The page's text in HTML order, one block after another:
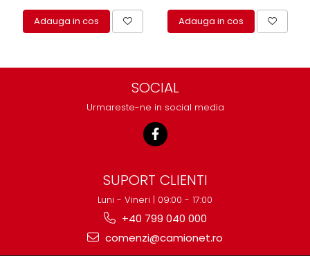
Adauga in cos Adauga in cos
SOCIAL
Urmareste-ne in social media
SUPORT CLIENTI
Luni - Vineri | 09:00 - 17:00
+40 799 040 000
comenzi@camionet.ro